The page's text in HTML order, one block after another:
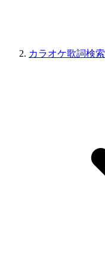
カラオケ歌詞検索